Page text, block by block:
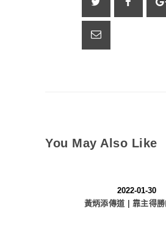
You May Also Like
2022-01-30
黃炳添傳道 | 靠主得